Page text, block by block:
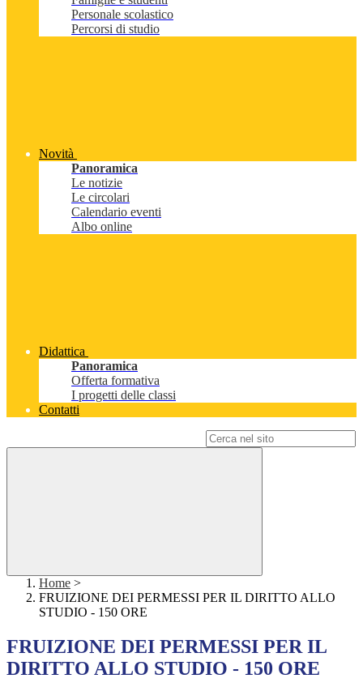
Personale scolastico
Percorsi di studio
Novità
Panoramica
Le notizie
Le circolari
Calendario eventi
Albo online
Didattica
Panoramica
Offerta formativa
I progetti delle classi
Contatti
Home >
FRUIZIONE DEI PERMESSI PER IL DIRITTO ALLO
STUDIO - 150 ORE
FRUIZIONE DEI PERMESSI PER IL
DIRITTO ALLO STUDIO - 150 ORE